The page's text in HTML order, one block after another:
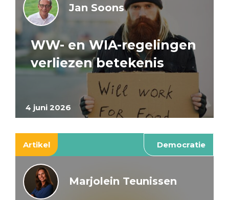
4 juni 2026
Jan Soons
WW- en WIA-regelingen
verliezen betekenis
Artikel Democratie
Marjolein Teunissen